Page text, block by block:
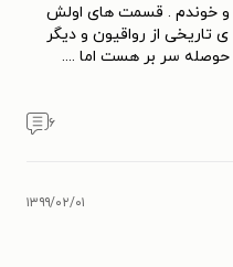
و خوندم . قسمت های اولش
از رواقیون و دیگر
سر بر هست اما ....
۶
۱۳۹۹/۰۲/۰۱